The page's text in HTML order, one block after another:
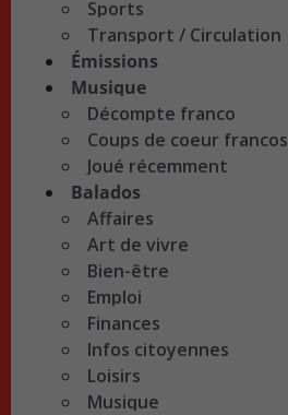
Sports
Transport / Circulation
Émissions
Musique
Décompte franco
Coups de coeur francos
Joué récemment
Balados
Affaires
Art de vivre
Bien-être
Emploi
Finances
Infos citoyennes
Loisirs
Musique